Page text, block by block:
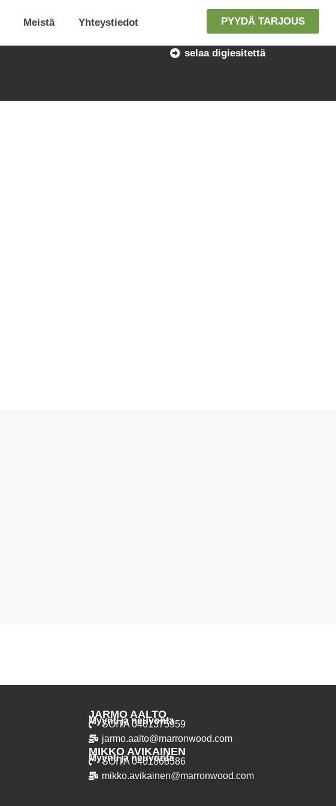
Meistä Yhteystiedot PYYDÄ TARJOUS
selaa digiesitettä
JARMO AALTO
Myynti ja neuvonta
SOITA 0401375959
jarmo.aalto@marronwood.com
MIKKO AVIKAINEN
Myynti ja neuvonta
SOITA 0401868586
mikko.avikainen@marronwood.com